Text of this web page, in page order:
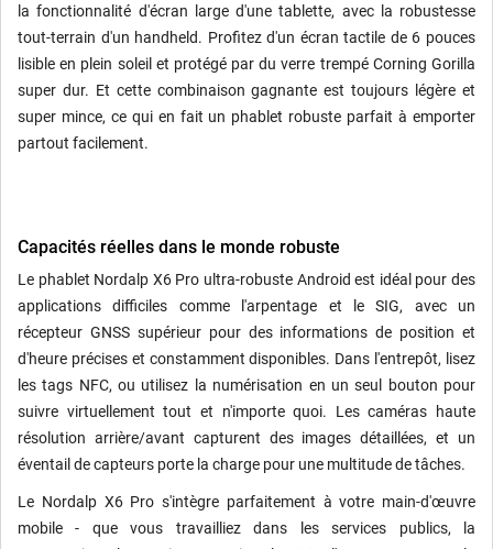
la fonctionnalité d'écran large d'une tablette, avec la robustesse
tout-terrain d'un handheld. Profitez d'un écran tactile de 6 pouces
lisible en plein soleil et protégé par du verre trempé Corning Gorilla
super dur. Et cette combinaison gagnante est toujours légère et
super mince, ce qui en fait un phablet robuste parfait à emporter
partout facilement.
Capacités réelles dans le monde robuste
Le phablet Nordalp X6 Pro ultra-robuste Android est idéal pour des
applications difficiles comme l'arpentage et le SIG, avec un
récepteur GNSS supérieur pour des informations de position et
d'heure précises et constamment disponibles. Dans l'entrepôt, lisez
les tags NFC, ou utilisez la numérisation en un seul bouton pour
suivre virtuellement tout et n'importe quoi. Les caméras haute
résolution arrière/avant capturent des images détaillées, et un
éventail de capteurs porte la charge pour une multitude de tâches.
Le Nordalp X6 Pro s'intègre parfaitement à votre main-d'œuvre
mobile - que vous travailliez dans les services publics, la